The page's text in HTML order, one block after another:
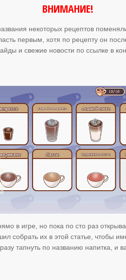
ВНИМАНИЕ!
некоторых рецептов
первым, хотя по рецепту он
и свежие новости по ссылке в
в игре, но пока по сто раз
собрать их в этой статье, чтобы
тапнуть по названию напитка, и